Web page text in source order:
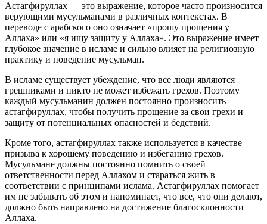
Астагфируллах — это выражение, которое часто произносится
верующими мусульманами в различных контекстах. В
переводе с арабского оно означает «прошу прощения у
Аллаха» или «я ищу защиту у Аллаха». Это выражение имеет
глубокое значение в исламе и сильно влияет на религиозную
практику и поведение мусульман.
В исламе существует убеждение, что все люди являются
грешниками и никто не может избежать грехов. Поэтому
каждый мусульманин должен постоянно произносить
астагфируллах, чтобы получить прощение за свои грехи и
защиту от потенциальных опасностей и бедствий.
Кроме того, астагфируллах также используется в качестве
призыва к хорошему поведению и избеганию грехов.
Мусульмане должны постоянно помнить о своей
ответственности перед Аллахом и стараться жить в
соответствии с принципами ислама. Астагфируллах помогает
им не забывать об этом и напоминает, что все, что они делают,
должно быть направлено на достижение благосклонности
Аллаха.